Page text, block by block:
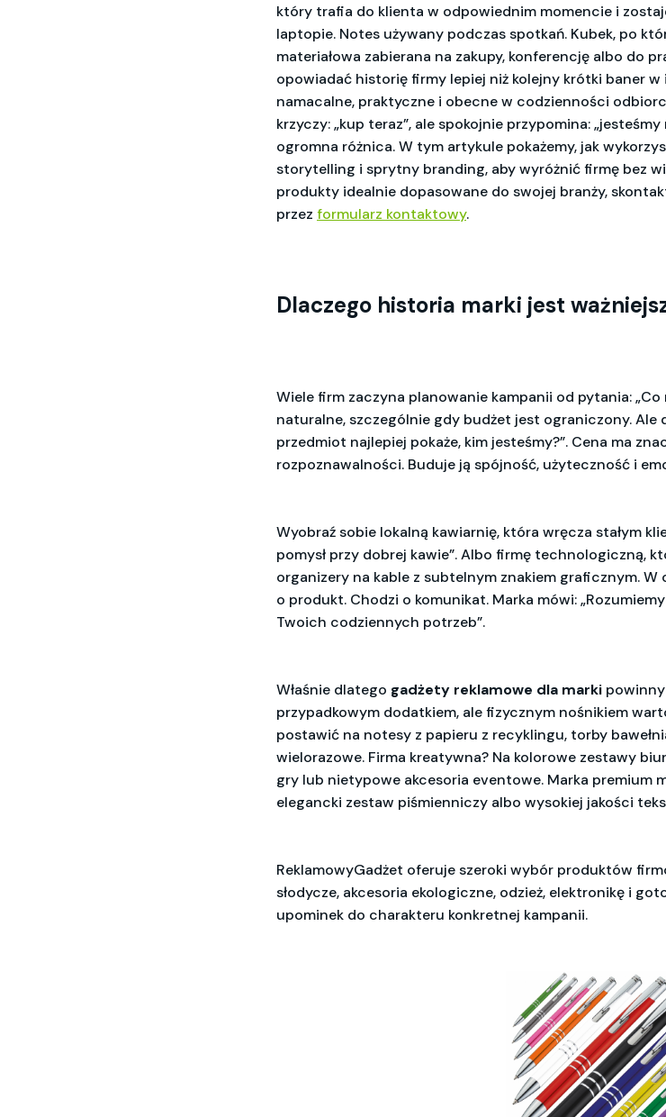
który trafia do klienta w odpowiednim momencie i
laptopie. Notes używany podczas spotkań. Kubek, po
materiałowa zabierana na zakupy, konferencję albo do
opowiadać historię firmy lepiej niż kolejny krótki baner w
namacalne, praktyczne i obecne w codzienności
krzyczy: „kup teraz”, ale spokojnie przypomina:
ogromna różnica. W tym artykule pokażemy, jak
storytelling i sprytny branding, aby wyróżnić firmę bez
produkty idealnie dopasowane do swojej branży,
przez formularz kontaktowy.
Dlaczego historia marki jest
Wiele firm zaczyna planowanie kampanii od pytania: „Co
naturalne, szczególnie gdy budżet jest ograniczony. Ale
przedmiot najlepiej pokaże, kim jesteśmy?”. Cena ma
rozpoznawalności. Buduje ją spójność, użyteczność i
Wyobraź sobie lokalną kawiarnię, która wręcza stałym
pomysł przy dobrej kawie”. Albo firmę technologiczną,
organizery na kable z subtelnym znakiem graficznym.
o produkt. Chodzi o komunikat. Marka mówi:
Twoich codziennych potrzeb”.
Właśnie dlatego gadżety reklamowe dla marki
przypadkowym dodatkiem, ale fizycznym nośnikiem
postawić na notesy z papieru z recyklingu, torby
wielorazowe. Firma kreatywna? Na kolorowe zestawy
gry lub nietypowe akcesoria eventowe. Marka premium
elegancki zestaw piśmienniczy albo wysokiej jakości
ReklamowyGadżet oferuje szeroki wybór produktów
słodycze, akcesoria ekologiczne, odzież, elektronikę i
upominek do charakteru konkretnej kampanii.